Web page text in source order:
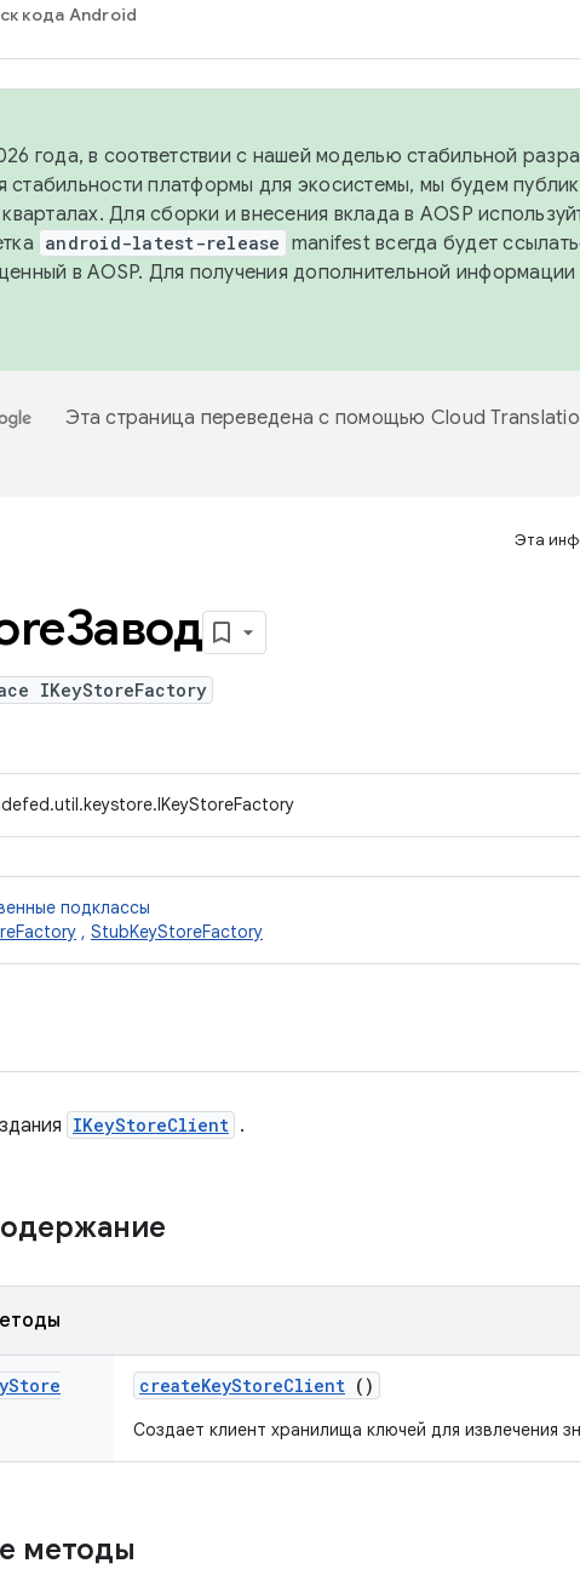
кода Android
года, в соответствии с нашей моделью стабильной
стабильности платформы для экосистемы, мы будем
Для сборки и внесения вклада в AOSP
android-latest-release manifest всегда будет
в AOSP. Для получения дополнительной информации
Эта страница переведена с помощью Cloud
Эта
IKeyStoreFactory
подклассы
, StubKeyStoreFactory
IKeyStoreClient .
Store
createKeyStoreClient ()
Создает клиент хранилища ключей для извлечения
методы